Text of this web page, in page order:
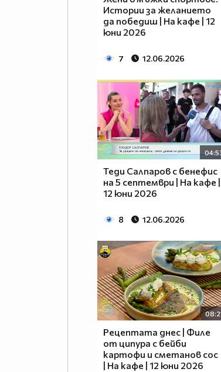
Истории за желанието
да победиш | На кафе | 12
юни 2026
7 12.06.2026
Теди Салпаров с бенефис
на 5 септември | На кафе |
12 юни 2026
8 12.06.2026
Рецептата днес | Филе
от ципура с бейби
картофи и сметанов сос
| На кафе | 12 юни 2026